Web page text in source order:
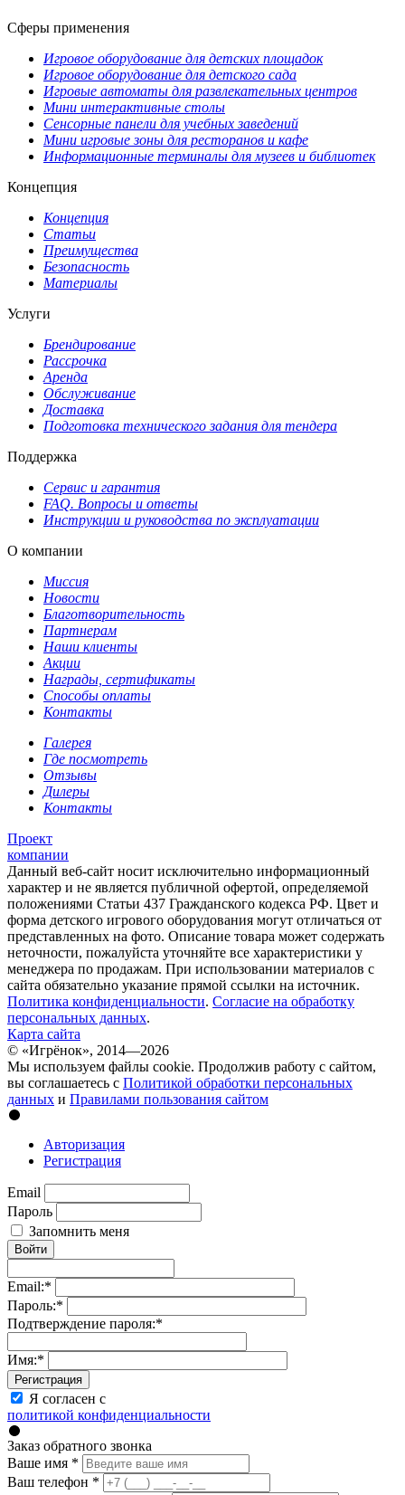
Сферы применения
Игровое оборудование для детских площадок
Игровое оборудование для детского сада
Игровые автоматы для развлекательных центров
Мини интерактивные столы
Сенсорные панели для учебных заведений
Мини игровые зоны для ресторанов и кафе
Информационные терминалы для музеев и библиотек
Концепция
Концепция
Статьи
Преимущества
Безопасность
Материалы
Услуги
Брендирование
Рассрочка
Аренда
Обслуживание
Доставка
Подготовка технического задания для тендера
Поддержка
Сервис и гарантия
FAQ. Вопросы и ответы
Инструкции и руководства по эксплуатации
О компании
Миссия
Новости
Благотворительность
Партнерам
Наши клиенты
Акции
Награды, сертификаты
Способы оплаты
Контакты
Галерея
Где посмотреть
Отзывы
Дилеры
Контакты
Проект
компании
Данный веб-сайт носит исключительно информационный
характер и не является публичной офертой, определяемой
положениями Статьи 437 Гражданского кодекса РФ. Цвет и
форма детского игрового оборудования могут отличаться от
представленных на фото. Описание товара может содержать
неточности, пожалуйста уточняйте все характеристики у
менеджера по продажам. При использовании материалов с
сайта обязательно указание прямой ссылки на источник.
Политика конфиденциальности. Согласие на обработку
персональных данных.
Карта сайта
© «Игрёнок», 2014—2026
Мы используем файлы cookie. Продолжив работу с сайтом,
вы соглашаетесь с Политикой обработки персональных
данных и Правилами пользования сайтом
Авторизация
Регистрация
Email
Пароль
Запомнить меня
Войти
Email:*
Пароль:*
Подтверждение пароля:*
Имя:*
Регистрация
Я согласен с
политикой конфиденциальности
Заказ обратного звонка
Ваше имя *
Ваш телефон *